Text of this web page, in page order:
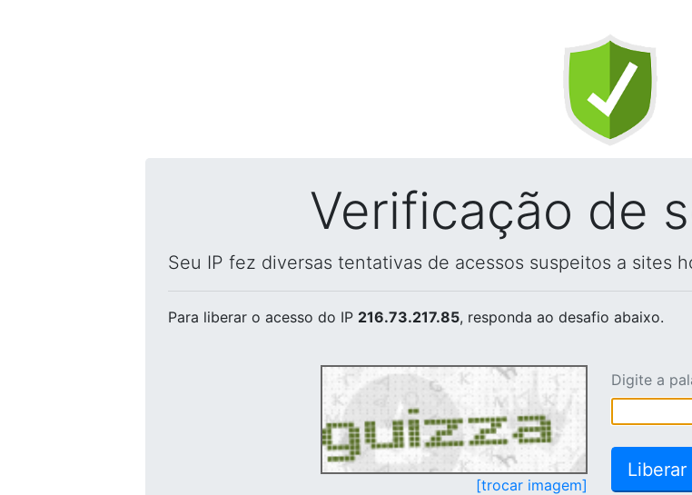
Verificação de
Seu IP fez diversas tentativas de acessos suspeitos a sites
Para liberar o acesso do IP 216.73.217.85, responda ao desafio abaixo.
[trocar imagem]
Digite a